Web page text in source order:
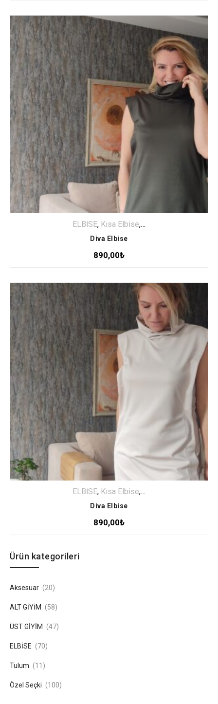
ELBİSE, Kısa Elbise, Özel Seçki
Diva Elbise
890,00₺
ELBİSE, Kısa Elbise, Özel Seçki
Diva Elbise
890,00₺
Ürün kategorileri
Aksesuar (20)
ALT GİYİM (58)
ÜST GİYİM (47)
ELBİSE (70)
Tulum (11)
Özel Seçki (100)